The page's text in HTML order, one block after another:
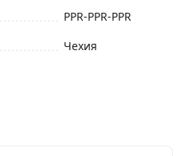
PPR-PPR-PPR
Чехия